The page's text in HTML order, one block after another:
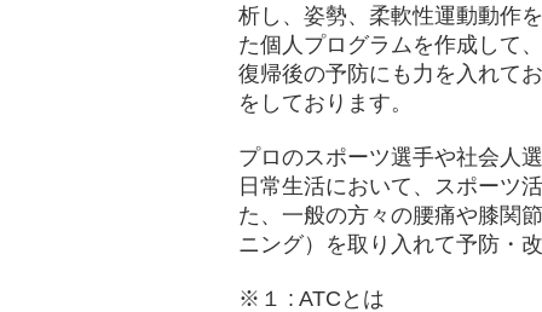
析し、姿勢、柔軟性運動動作
た個人プログラムを作成して
復帰後の予防にも力を入れて
をしております。
プロのスポーツ選手や社会人
日常生活において、スポーツ
た、一般の方々の腰痛や膝関
ニング）を取り入れて予防・
※１ : ATCとは